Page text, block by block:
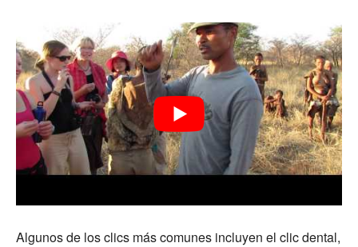
Algunos de los clics más comunes incluyen el clic dental,